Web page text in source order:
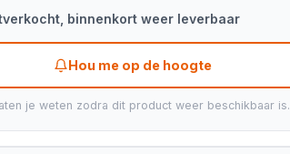
binnenkort weer leverbaar
Hou me op de hoogte
je weten zodra dit product weer beschikbaar is.